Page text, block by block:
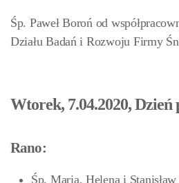
Śp. Paweł Boroń od
Działu Badań i Rozwoju Firmy
Wtorek, 7.04.2020, Dzień
Rano:
Śp. Maria, Helena i